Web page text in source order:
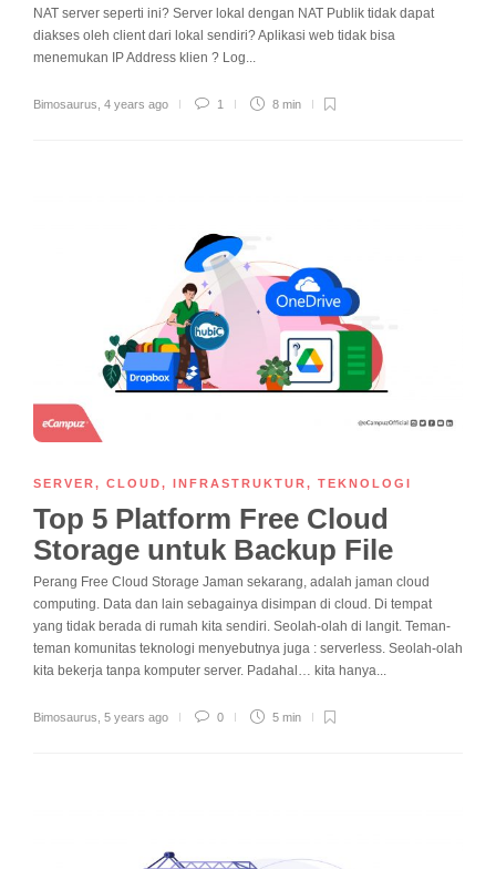
NAT server seperti ini? Server lokal dengan NAT Publik tidak dapat
diakses oleh client dari lokal sendiri? Aplikasi web tidak bisa
menemukan IP Address klien ? Log...
Bimosaurus 4 years ago 1 8 min
SERVER, CLOUD, INFRASTRUKTUR, TEKNOLOGI
Top 5 Platform Free Cloud
Storage untuk Backup File
Perang Free Cloud Storage Jaman sekarang, adalah jaman cloud
computing. Data dan lain sebagainya disimpan di cloud. Di tempat
yang tidak berada di rumah kita sendiri. Seolah-olah di langit. Teman-
teman komunitas teknologi menyebutnya juga : serverless. Seolah-olah
kita bekerja tanpa komputer server. Padahal… kita hanya...
Bimosaurus 5 years ago 0 5 min